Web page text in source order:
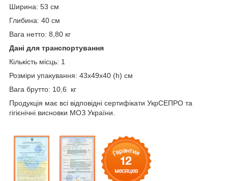
Ширина: 53 см
Глибина: 40 см
Вага нетто: 8,80 кг
Дані для транспортування
Кількість місць: 1
Розміри упакування: 43х49х40 (h) см
Вага брутто: 10,6 кг
Продукція має всі відповідні сертифікати УкрСЕПРО та
гігієнічні висновки МОЗ України.